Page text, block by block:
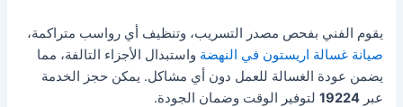
يقوم الفني بفحص مصدر التسريب، وتنظيف أي رواسب متراكمة،
صيانة غسالة اريستون في النهضة واستبدال الأجزاء التالفة، مما
يضمن عودة الغسالة للعمل دون أي مشاكل. يمكن حجز الخدمة
عبر19224 لتوفير الوقت وضمان الجودة.